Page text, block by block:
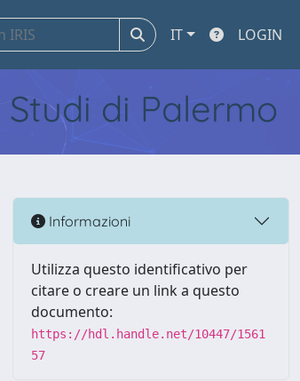
IT LOGIN
di Palermo
Informazioni
Utilizza questo identificativo per
citare o creare un link a questo
documento:
https://hdl.handle.net/10447/1561
57